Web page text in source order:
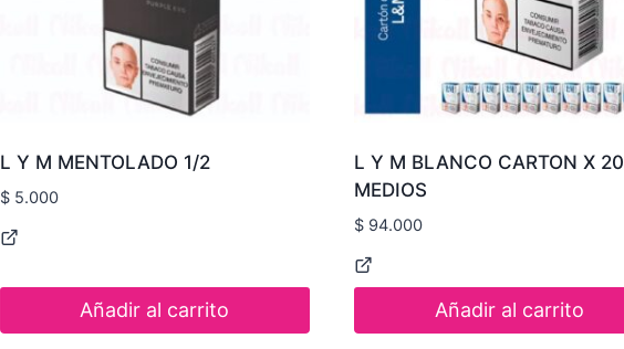
L Y M MENTOLADO 1/2
$5.000
Añadir al carrito
L Y M BLANCO CARTON X 20
MEDIOS
$ 94.000
Añadir al carrito